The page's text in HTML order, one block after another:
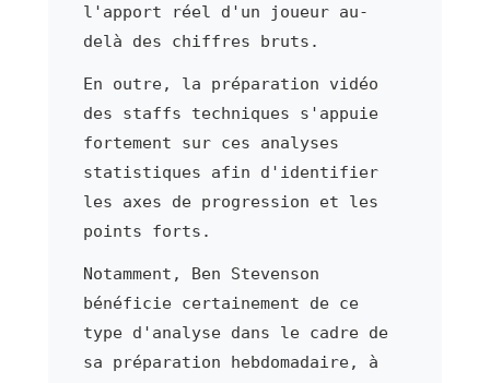
l'apport réel d'un joueur au-
delà des chiffres bruts.
En outre, la préparation vidéo
des staffs techniques s'appuie
fortement sur ces analyses
statistiques afin d'identifier
les axes de progression et les
points forts.
Notamment, Ben Stevenson
bénéficie certainement de ce
type d'analyse dans le cadre de
sa préparation hebdomadaire, à